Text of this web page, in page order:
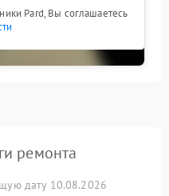
Pard, Вы соглашаетесь
ремонта
дату 10.08.2026